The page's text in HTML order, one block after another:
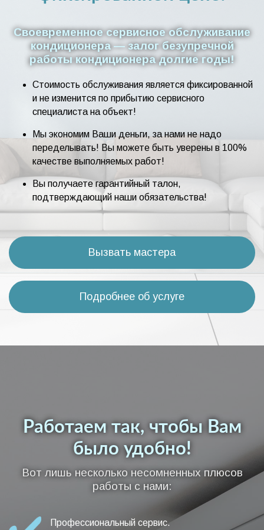
Своевременное сервисное обслуживание
кондиционера — залог безупречной
работы кондиционера долгие годы!
Стоимость обслуживания является фиксированной
и не изменится по прибытию сервисного
специалиста на объект!
Мы экономим Ваши деньги, за нами не надо
переделывать! Вы можете быть уверены в 100%
качестве выполняемых работ!
Вы получаете гарантийный талон,
подтверждающий наши обязательства!
Вызвать мастера
Подробнее об услуге
Работаем так, чтобы Вам
было удобно!
Вот лишь несколько несомненных плюсов
работы с нами:
Профессиональный сервис.